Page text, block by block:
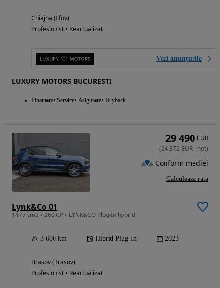
Chiajna (Ilfov)
Profesionist • Reactualizat
Vezi anunțurile
LUXURY MOTORS BUCURESTI
Finantare Service Asigurare Buyback
Lynk&Co 01
1477 cm3 • 260 CP • LYNK&CO Plug-In hybrid
3 600 km Hibrid Plug-In 2023
Brasov (Brasov)
Profesionist • Reactualizat
29 490 EUR
(24 372 EUR- net)
Conform mediei
Calculeaza rata